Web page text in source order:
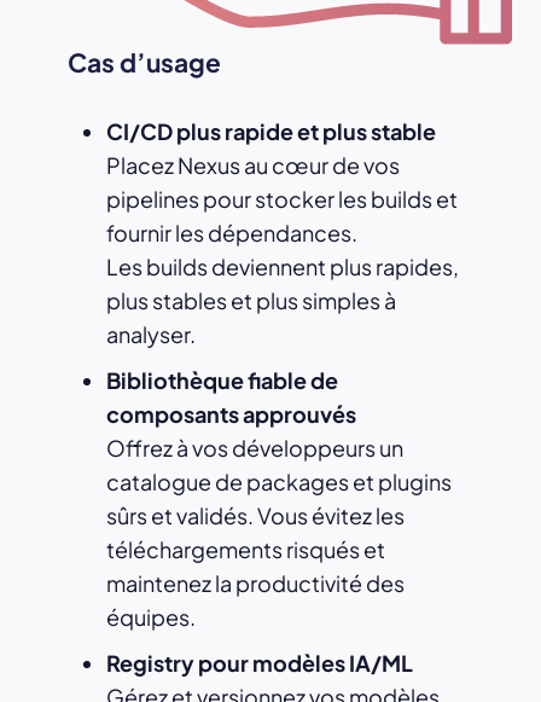
Cas d’usage
CI/CD plus rapide et plus stable
Placez Nexus au cœur de vos
pipelines pour stocker les builds et
fournir les dépendances.
Les builds deviennent plus rapides,
plus stables et plus simples à
analyser.
Bibliothèque fiable de
composants approuvés
Offrez à vos développeurs un
catalogue de packages et plugins
sûrs et validés. Vous évitez les
téléchargements risqués et
maintenez la productivité des
équipes.
Registry pour modèles IA/ML